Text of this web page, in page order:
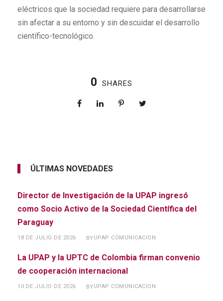
eléctricos que la sociedad requiere para desarrollarse
sin afectar a su entorno y sin descuidar el desarrollo
científico-tecnológico.
0 SHARES
ÚLTIMAS NOVEDADES
Director de Investigación de la UPAP ingresó
como Socio Activo de la Sociedad Científica del
Paraguay
18 DE JULIO DE 2026 BYUPAP COMUNICACION
La UPAP y la UPTC de Colombia firman convenio
de cooperación internacional
10 DE JULIO DE 2026 BYUPAP COMUNICACION